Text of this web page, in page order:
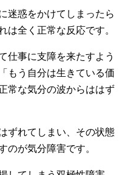
迷惑をかけてしまったら
は全く正常な反応です。
仕事に支障を来たすよう
もう自分は生きている価
常な気分の波からははず
ずれてしまい、その状態
のが気分障害です。